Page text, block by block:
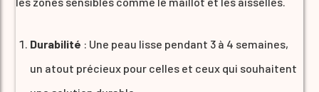
Durabilité : Une peau lisse pendant 3 à 4 semaines,
un atout précieux pour celles et ceux qui souhaitent